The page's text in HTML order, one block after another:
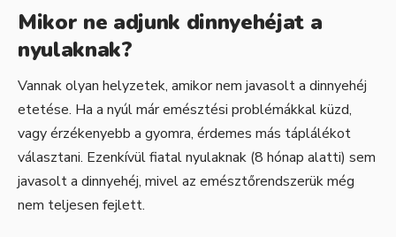
Mikor ne adjunk dinnyehéjat a
nyulaknak?
Vannak olyan helyzetek, amikor nem javasolt a dinnyehéj
etetése. Ha a nyúl már emésztési problémákkal küzd,
vagy érzékenyebb a gyomra, érdemes más táplálékot
választani. Ezenkívül fiatal nyulaknak (8 hónap alatti) sem
javasolt a dinnyehéj, mivel az emésztőrendszerük még
nem teljesen fejlett.